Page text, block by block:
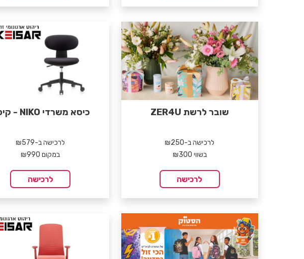
שובר לרשת ZER4U
לרכישה ב-₪250
בשווי ₪300
לרכישה
כיסא משרדי NIKO - קיסר
לרכישה ב-₪579
במקום ₪990
לרכישה